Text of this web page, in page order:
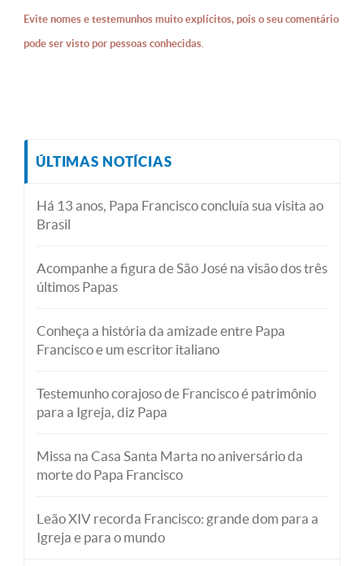
Evite nomes e testemunhos muito explícitos, pois o seu comentário
pode ser visto por pessoas conhecidas.
ÚLTIMAS NOTÍCIAS
Há 13 anos, Papa Francisco concluía sua visita ao
Brasil
Acompanhe a figura de São José na visão dos três
últimos Papas
Conheça a história da amizade entre Papa
Francisco e um escritor italiano
Testemunho corajoso de Francisco é patrimônio
para a Igreja, diz Papa
Missa na Casa Santa Marta no aniversário da
morte do Papa Francisco
Leão XIV recorda Francisco: grande dom para a
Igreja e para o mundo